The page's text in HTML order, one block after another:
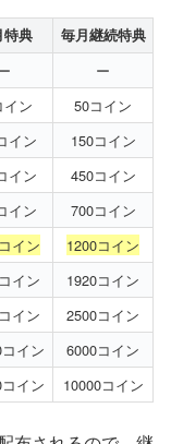
特典 毎月継続特典
ー
イン
50コイン
イン
150コイン
イン
450コイン
イン
700コイン
イン
1200コイン
イン
1920コイン
イン
2500コイン
イン
6000コイン
イン 10000コイン